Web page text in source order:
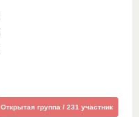
Открытая группа / 231 участник